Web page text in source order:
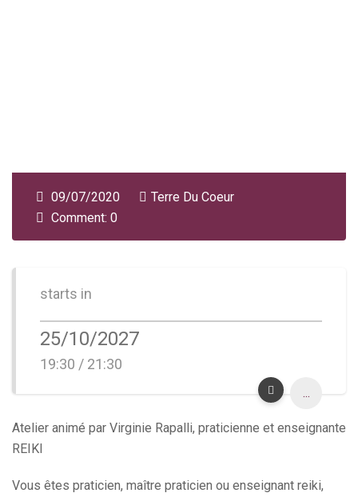
09/07/2020
Terre Du Coeur
Comment: 0
starts in
25/10/2027
19:30 / 21:30
...
Atelier animé par Virginie Rapalli, praticienne et enseignante
REIKI
Vous êtes praticien, maître praticien ou enseignant reiki,